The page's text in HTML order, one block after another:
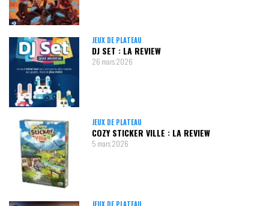
JEUX DE PLATEAU
DJ SET : LA REVIEW
26 mars 2026
JEUX DE PLATEAU
COZY STICKER VILLE : LA REVIEW
5 mars 2026